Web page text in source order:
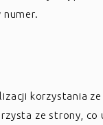
korzystania ze
ze strony, co